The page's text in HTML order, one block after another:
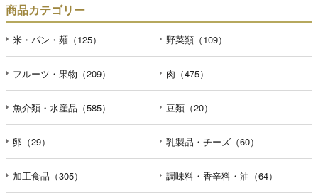
商品カテゴリー
米・パン・麺（125） 野菜類（109）
フルーツ・果物（209） 肉（475）
魚介類・水産品（585） 豆類（20）
卵（29） 乳製品・チーズ（60）
加工食品（305） 調味料・香辛料・油（64）